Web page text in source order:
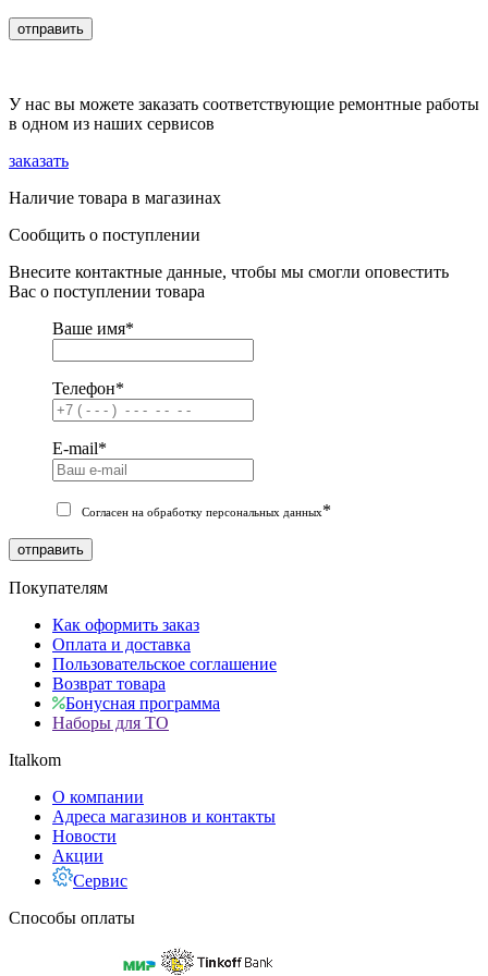
отправить
У нас вы можете заказать соответствующие ремонтные работы
в одном из наших сервисов
заказать
Наличие товара в магазинах
Сообщить о поступлении
Внесите контактные данные, чтобы мы смогли оповестить
Вас о поступлении товара
Ваше имя*
Телефон*
E-mail*
Согласен на обработку персональных данных*
отправить
Покупателям
Как оформить заказ
Оплата и доставка
Пользовательское соглашение
Возврат товара
Бонусная программа
Наборы для ТО
Italkom
О компании
Адреса магазинов и контакты
Новости
Акции
Сервис
Способы оплаты